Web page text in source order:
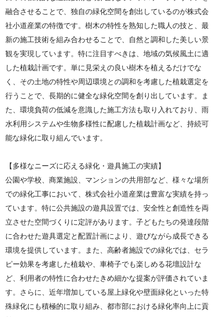
融合させることで、独自の緑化空間を創出しているのが株式会
社小道産業の特徴です。樹木の特性を熟知した職人の技と、最
新の施工技術を組み合わせることで、自然と調和した美しい景
観を実現しています。特に注目すべきは、地域の気候風土に適
した植栽計画です。単に見栄えの良い樹木を植えるだけでな
く、その土地の特性や周辺環境との調和を考慮した植栽選定を
行うことで、長期的に健全な緑化空間を創り出しています。ま
た、環境負荷の低減を意識した施工方法も取り入れており、雨
水利用システムや生物多様性に配慮した植栽計画など、持続可
能な緑化に取り組んでいます。
【多様なニーズに応える緑化・遊具施工の実績】
公園や学校、商業施設、マンションの共用部など、様々な場所
での緑化工事において、株式会社小道産業は豊富な実績を持っ
ています。特に公共施設の遊具設置では、安全性と創造性を両
立させた空間づくりに定評があります。子どもたちの発達段階
に合わせた遊具選定と配置計画により、遊びながら成長できる
環境を提供しています。また、高齢者施設での緑化では、セラ
ピー効果を考慮した植栽や、車椅子でも楽しめる花壇設計な
ど、利用者の特性に合わせたきめ細かな提案が評価されていま
す。さらに、近年増加している屋上緑化や壁面緑化といった特
殊緑化にも積極的に取り組み、都市部における緑化率向上に貢